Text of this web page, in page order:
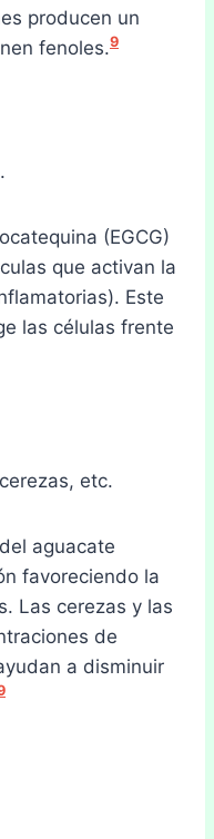
producen un
fenoles.9
(EGCG)
que activan la
Este
las células frente
etc.
aguacate
favoreciendo la
Las cerezas y las
de
a disminuir